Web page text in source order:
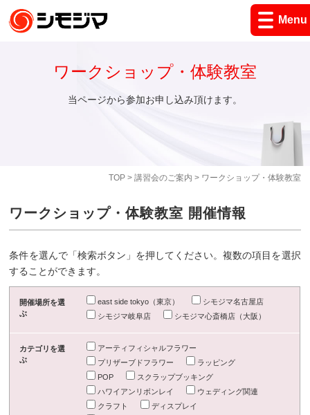
Menu
TOP> 講習会のご案内 > ワークショップ・体験教室
ワークショップ・体験教室
当ページから参加お申し込み頂けます。
ワークショップ・体験教室 開催情報
条件を選んで「検索ボタン」を押してください。複数の項目を選択
することができます。
開催場所を選
ぶ
east side tokyo（東京）
シモジマ名古屋店
シモジマ岐阜店
シモジマ心斎橋店（大阪）
カテゴリを選
ぶ
アーティフィシャルフラワー
プリザーブドフラワー
ラッピング
POP
スクラップブッキング
ハワイアンリボンレイ
ウェディング関連
クラフト
ディスプレイ